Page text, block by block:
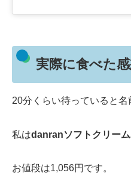
実際に食べた
20分くらい待っていると名
私はdanranソフトクリー
お値段は1,056円です。